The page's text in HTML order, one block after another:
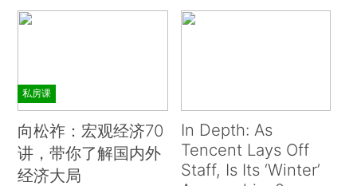
私房课
向松祚：宏观经济70
讲，带你了解国内外
经济大局
In Depth: As
Tencent Lays Off
Staff, Is Its ‘Winter’